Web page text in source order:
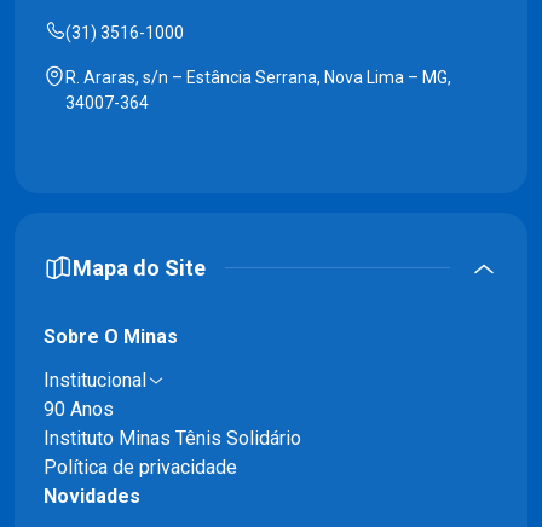
(31) 3516-1000
R. Araras, s/n – Estância Serrana, Nova Lima – MG,
34007-364
Mapa do Site
Sobre O Minas
Institucional
90 Anos
Instituto Minas Tênis Solidário
Política de privacidade
Novidades